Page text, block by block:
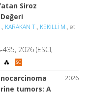
Siroz
, KARAKAN T., KEKİLLİ M., et
2026 (ESCI,
2026
tumors: A